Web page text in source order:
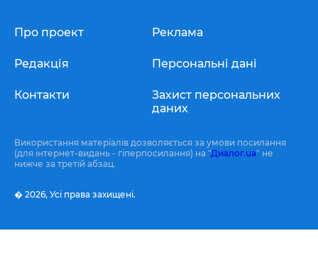
Про проект
Редакція
Контакти
Реклама
Персональні дані
Захист персональних
даних
Використання матеріалів дозволяється за умови посилання
(для інтернет-видань - гіперпосилання) на "Диалог.ua" не
нижче за третій абзац.
� 2026, Усі права захищені.